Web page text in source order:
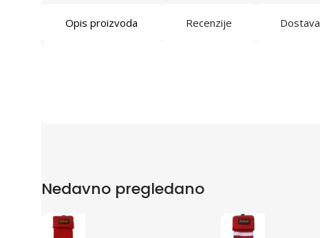
Opis proizvoda Recenzije Dostava
Nedavno pregledano